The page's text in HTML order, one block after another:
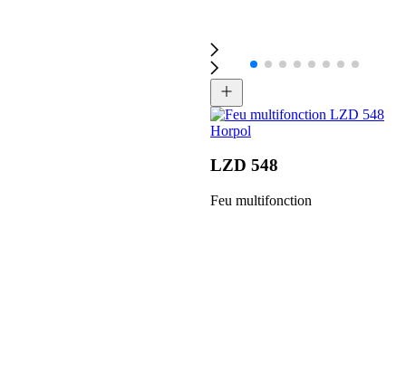
LZD 548
Feu multifonction